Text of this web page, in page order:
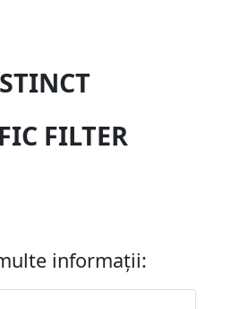
FILTER
informații: